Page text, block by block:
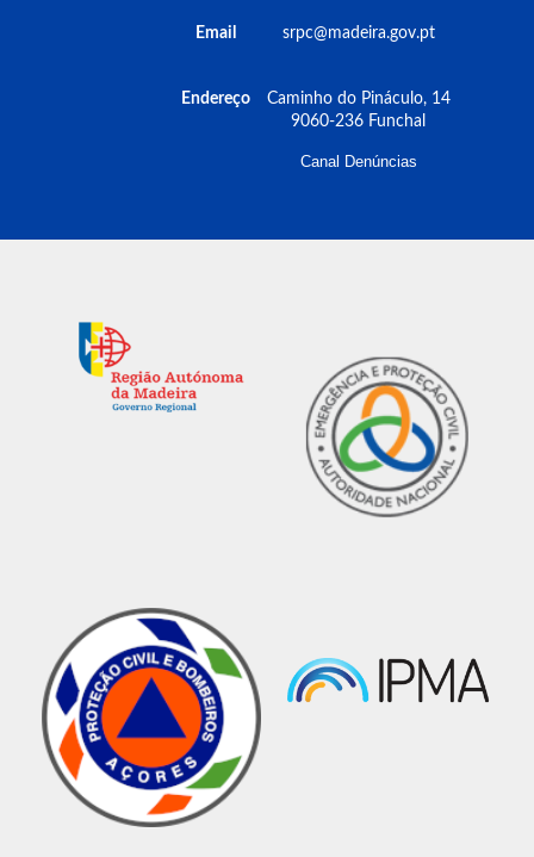
Email
Endereço
srpc@madeira.gov.pt
Caminho do Pináculo, 14
9060-236 Funchal
Canal Denúncias